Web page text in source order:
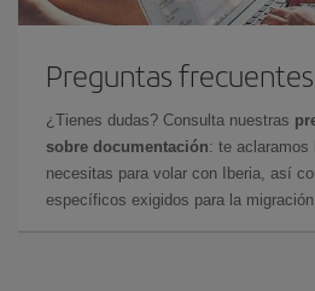
Preguntas frecuentes
¿Tienes dudas? Consulta nuestras
sobre documentación: te aclaramos
necesitas para volar con Iberia, así
específicos exigidos para la